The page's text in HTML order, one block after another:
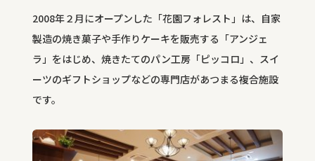
2008年２月にオープンした「花園フォレスト」は、自家
製造の焼き菓子や手作りケーキを販売する「アンジェ
ラ」をはじめ、焼きたてのパン工房「ピッコロ」、スイ
ーツのギフトショップなどの専門店があつまる複合施設
です。